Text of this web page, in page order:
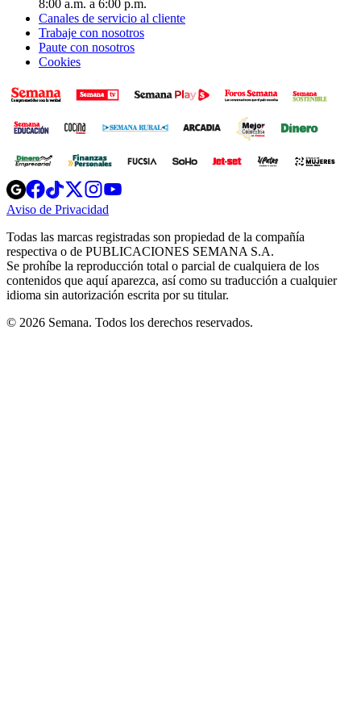
8:00 a.m. a 6:00 p.m.
Canales de servicio al cliente
Trabaje con nosotros
Paute con nosotros
Cookies
Opens
in
new
Opens
in
new
Opens
in
new
window
Opens
new
windowwindow
Aviso de Privacidad
new
window
Todas las marcas registradas son propiedad de la compañía
respectiva o de PUBLICACIONES SEMANA S.A.
Se prohíbe la reproducción total o parcial de cualquiera de los
contenidos que aquí aparezca, así como su traducción a cualquier
idioma sin autorización escrita por su titular.
© 2026 Semana. Todos los derechos reservados.